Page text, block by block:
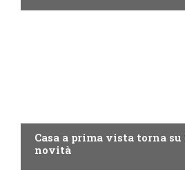
Casa a prima vista torna
novità